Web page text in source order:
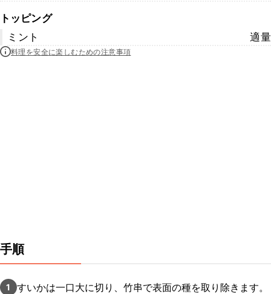
トッピング
ミント
適量
料理を安全に楽しむための注意事項
手順
1 すいかは一口大に切り、竹串で表面の種を取り除きます。